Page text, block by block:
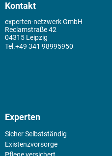
Kontakt
experten-netzwerk GmbH
Reclamstraße 42
04315 Leipzig
+49 341 98995950
Experten
Sicher Selbstständig
Existenz­vorsorge
Pflege versichert